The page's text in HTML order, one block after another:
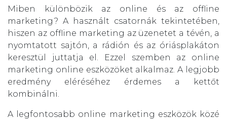
Miben különbözik az online és az offline
marketing? A használt csatornák tekintetében,
hiszen az offline marketing az üzenetet a tévén, a
nyomtatott sajtón, a rádión és az óriásplakáton
keresztül juttatja el. Ezzel szemben az online
marketing online eszközöket alkalmaz. A legjobb
eredmény eléréséhez érdemes a kettőt
kombinálni.
A legfontosabb online marketing eszközök közé